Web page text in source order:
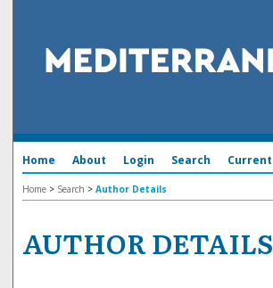
Home About Login Search Current
Home > Search > Author Details
AUTHOR DETAILS